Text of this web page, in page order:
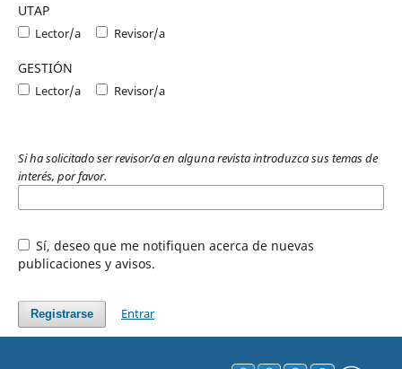
UTAP
Lector/a Revisor/a
GESTIÓN
Lector/a Revisor/a
Si ha solicitado ser revisor/a en alguna revista introduzca sus temas de
interés, por favor.
Sí, deseo que me notifiquen acerca de nuevas
publicaciones y avisos.
Registrarse Entrar